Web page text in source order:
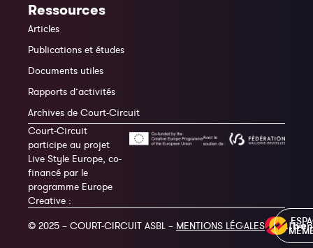
Ressources
Articles
Publications et études
Documents utiles
Rapports d’activités
Archives de Court-Circuit
Court-Circuit
participe au projet
Live Style Europe, co-
financé par le
programme Europe
Creative :
© 2025 – COURT-CIRCUIT ASBL – MENTIONS LÉGALES